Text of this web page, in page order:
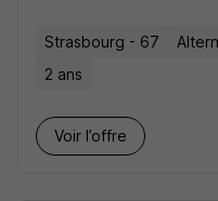
Strasbourg - 67
2 ans
Voir l’offre